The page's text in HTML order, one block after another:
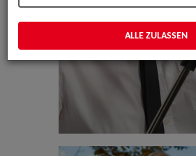
ALLE ZULASSEN